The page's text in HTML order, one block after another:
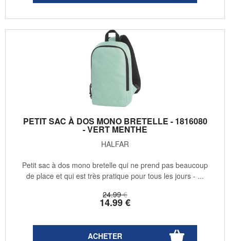
PETIT SAC À DOS MONO BRETELLE - 1816080
- VERT MENTHE
HALFAR
24.99 €
14.99€
Petit sac à dos mono bretelle qui ne prend pas beaucoup
de place et qui est très pratique pour tous les jours - ...